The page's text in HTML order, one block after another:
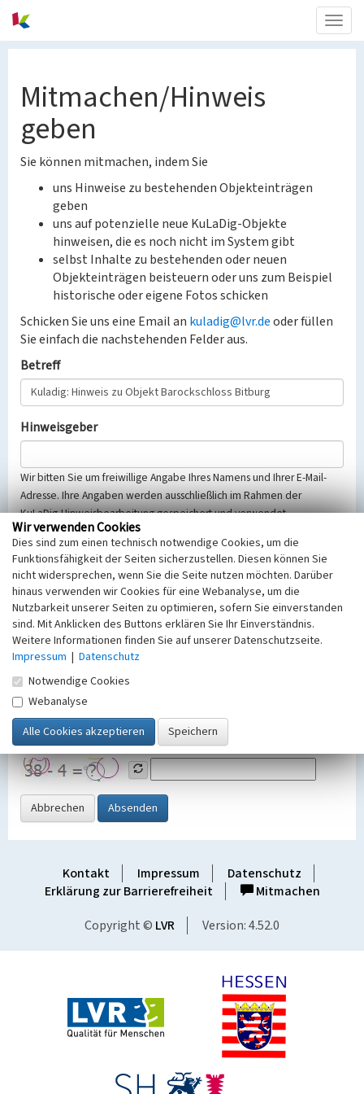
Mitmachen/Hinweis
geben
Sie können mitmachen, indem Sie
uns Hinweise zu bestehenden Objekteinträgen
geben
uns auf potenzielle neue KuLaDig-Objekte
hinweisen, die es noch nicht im System gibt
selbst Inhalte zu bestehenden oder neuen
Objekteinträgen beisteuern oder uns zum Beispiel
historische oder eigene Fotos schicken
Schicken Sie uns eine Email an kuladig@lvr.deoder füllen
Sie einfach die nachstehenden Felder aus.
Betreff
Hinweisgeber
Wir bitten Sie um freiwillige Angabe Ihres Namens und Ihrer E-Mail-
Adresse. Ihre Angaben werden ausschließlich im Rahmen der
KuLaDig-Hinweisbearbeitung gespeichert und verwendet.
Selbstverständlich werden diese entsprechend der Vorschriften des
Telemediengesetzes, des Datenschutzgesetzes NRW und der seit
dem 25.05.2018 gültigen Europäischen Datenschutzgrundverordnung
(EU-DSGVO) vertraulich behandelt, beachten Sie bitte unsere
Hinweise zumDatenschutz
Nachricht
SicherheitsabfrageTragen Sie unten das Rechenergebnis aus der
Grafik ein
Abbrechen Absenden
Kontakt Impressum
Datenschutz
Erklärung zur Barrierefreiheit
Mitmachen
Copyright © LVR Version: 4.52.0
Wir verwenden Cookies
Dies sind zum einen technisch notwendige Cookies, um die
Funktionsfähigkeit der Seiten sicherzustellen. Diesen können Sie
nicht widersprechen, wenn Sie die Seite nutzen möchten. Darüber
hinaus verwenden wir Cookies für eine Webanalyse, um die
Nutzbarkeit unserer Seiten zu optimieren, sofern Sie einverstanden
sind. Mit Anklicken des Buttons erklären Sie Ihr Einverständnis.
Weitere Informationen finden Sie auf unserer Datenschutzseite.
Impressum | Datenschutz
Notwendige Cookies
Webanalyse